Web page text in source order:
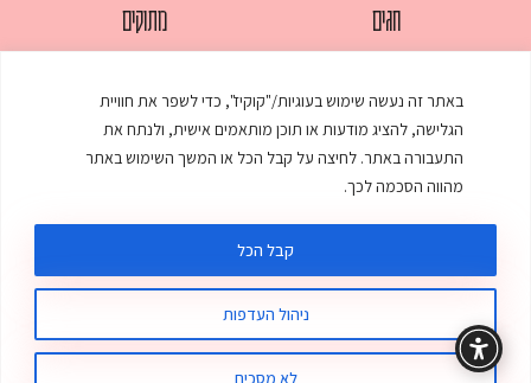
באתר זה נעשה שימוש בעוגיות/"קוקיז", כדי לשפר את חוויית
הגלישה, להציג מודעות או תוכן מותאמים אישית, ולנתח את
התעבורה באתר. לחיצה על קבל הכל או המשך השימוש באתר
מהווה הסכמה לכך.
ניהול העדפות
לא מסכים
קבל הכל
חגים
מאפים
ממולאים
מרקים
מתוקים
עוגות
עוף
© כל הזכויות שמורות לענת אלישע | עיצוב ובניית אתר
תקנון האתר מדיניות פרטיות